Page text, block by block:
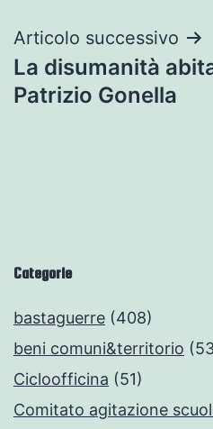
Articolo successivo
La disumanità
Patrizio Gonella
Categorie
bastaguerre (408)
beni comuni&territorio
Cicloofficina (51)
Comitato agitazione